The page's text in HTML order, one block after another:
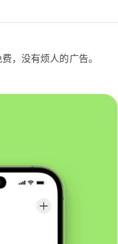
，没有烦人的广告。